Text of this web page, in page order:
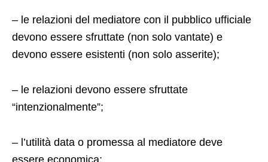
– le relazioni del mediatore con il pubblico ufficiale
devono essere sfruttate (non solo vantate) e
devono essere esistenti (non solo asserite);
– le relazioni devono essere sfruttate
“intenzionalmente”;
– l’utilità data o promessa al mediatore deve